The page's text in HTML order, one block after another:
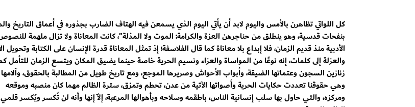
كل اللواتي تظاهرن بالأمس واليوم لابد أن يأتي اليوم الذي يسمعن فيه الهتاف الضارب بجذوره في أعماق التاريخ
بنفحات قدسية، وهو ينطلق من حناجرهن العزة والكرامة: الموت ولا المذلة"، كانت المعاناة ولا تزال ملهمة
الأدبية منذ قديم الزمان، فلا إبداع بلا معاناة كما قال الفلاسفة؛ إذ تمثل المعاناة قدرة الإنسان على الكتابة وتحويل
والعزلة إلى كلمات، إنه نوعًا من المواساة والعزاء ونسيم الحرية خاصة حينما يضيق المكان ويتسع الزمان للتأمل
زنازين السجون وعتماتها الضيقة، وأبواب الأحواش وصريرها الموجع، ومع تاريخ طويل من المطالبة بالحقوق، وآلامها
وهي حقوقنا تعددت حكايات الحرية وأصواتها الآتية من عدن، تحطم وتمزق، سترة الظالم مهما كان منصبه وموقعه
ومركزه، والتي حاول بها سلب إنسانية الناس، باطقمه وسلاحه وبأهوالها المرعبة، إلاّ إنها وأنه لن تُكسر ويُكسر قلمي